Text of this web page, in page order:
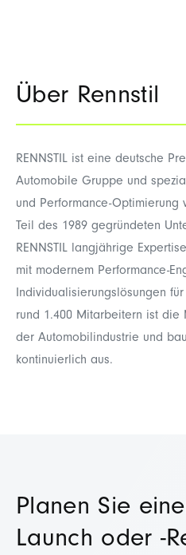
Über Rennstil
RENNSTIL ist eine deutsche
Automobile Gruppe und
und Performance-
Teil des 1989 gegründeten
RENNSTIL langjährige
mit modernem Performance-
Individualisierungslösungen
rund 1.400 Mitarbeitern ist die
der Automobilindustrie und
kontinuierlich aus.
Planen Sie
Launch oder -